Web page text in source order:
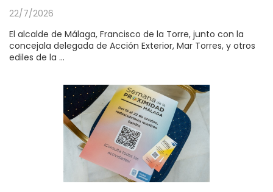
22/7/2026
El alcalde de Málaga, Francisco de la Torre, junto con la
concejala delegada de Acción Exterior, Mar Torres, y otros
ediles de la ...